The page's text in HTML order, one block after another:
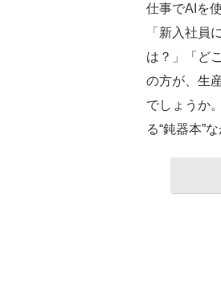
仕事でAIを
「新入社員
は？」「ど
の方が、生
でしょうか
る“鈍器本”